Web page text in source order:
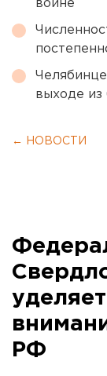
войне
выходе из
← НОВОСТИ
РФ